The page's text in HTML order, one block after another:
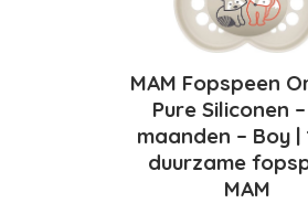
MAM Fopspeen
Pure Siliconen –
maanden – Boy |
duurzame
MAM